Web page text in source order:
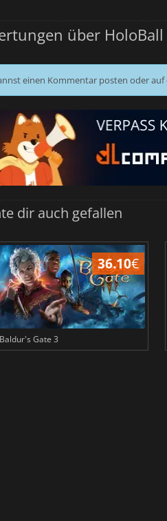
über HoloBall
einen Kommentar posten oder
dir auch gefallen
36.10€
Baldur's Gate 3